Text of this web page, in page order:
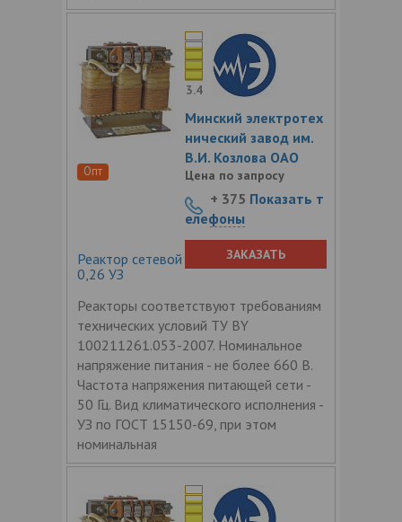
Опт
Реактор сетевой трехфазный РТСС-80-
0,26 УЗ
Реакторы соответствуют требованиям
технических условий ТУ BY
100211261.053-2007. Номинальное
напряжение питания - не более 660 В.
Частота напряжения питающей сети -
50 Гц. Вид климатического исполнения -
УЗ по ГОСТ 15150-69, при этом
номинальная
3.4
Минский электротех
нический завод им.
В.И. Козлова ОАО
Цена по запросу
+ 375 Показать т
елефоны
ЗАКАЗАТЬ